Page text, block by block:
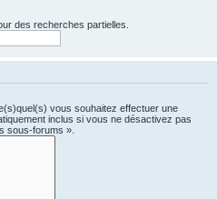
des recherches partielles.
vous souhaitez effectuer une
inclus si vous ne désactivez pas
sous-forums ».